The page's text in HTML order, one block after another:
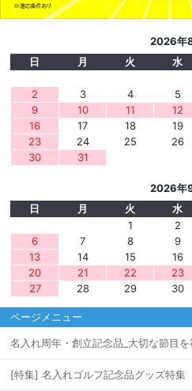
2026年
日
月 火 水
2
3 4 5
9
10 11 12
16
17 18 19
23
24 25 26
30
31
2026年
日
月 火 水
1
2
6
7 8 9
13
14 15 16
20
21 22 23
27
28 29 30
ページメニュー
名入れ周年・創立記念品_大切な節目
[特集] 名入れゴルフ記念品グッズ特集